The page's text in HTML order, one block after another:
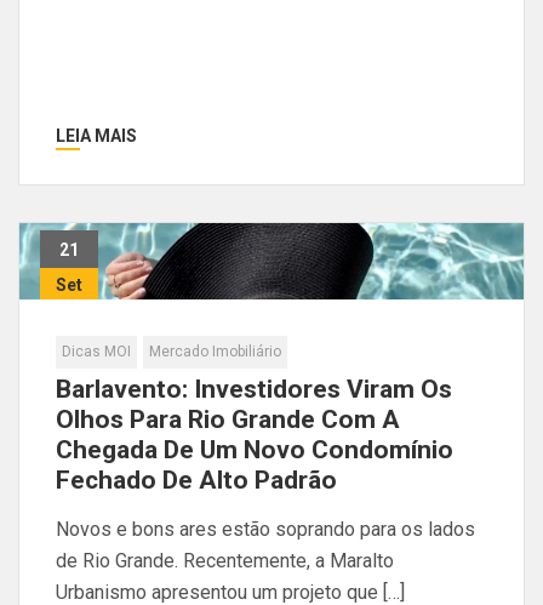
LEIA MAIS
21
Set
Dicas MOI Mercado Imobiliário
Barlavento: Investidores Viram Os
Olhos Para Rio Grande Com A
Chegada De Um Novo Condomínio
Fechado De Alto Padrão
Novos e bons ares estão soprando para os lados
de Rio Grande. Recentemente, a Maralto
Urbanismo apresentou um projeto que […]